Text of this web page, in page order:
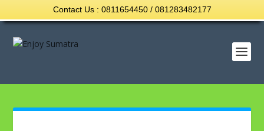
Contact Us : 0811654450 / 081283482177